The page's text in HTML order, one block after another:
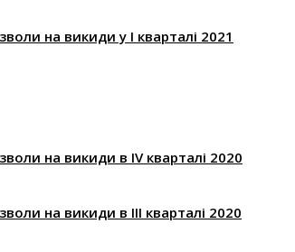
на викиди у І кварталі 2021
на викиди в IV кварталі 2020
на викиди в ІІІ кварталі 2020